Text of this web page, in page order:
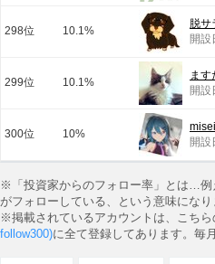
298位 10.1%
脱
開設
299位 10.1%
ま
開設
300位 10%
開設
※「投資家からのフォロー率」とは…例
がフォローしている、という意味になり
※掲載されているアカウントは、こちら
follow300)に全て登録してあります。毎